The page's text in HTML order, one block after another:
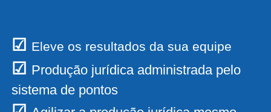
☑ Eleve os resultados da sua equipe
☑ Produção jurídica administrada pelo
sistema de pontos